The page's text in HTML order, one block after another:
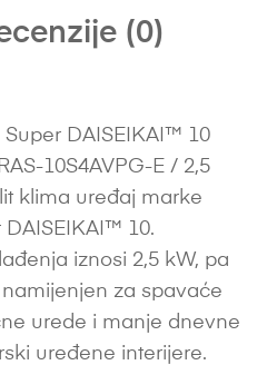
(0)
Super DAISEIKAI™ 10
10S4AVPG-E / 2,5
klima uređaj marke
DAISEIKAI™ 10.
iznosi 2,5 kW, pa
za spavaće
urede i manje dnevne
uređene interijere.